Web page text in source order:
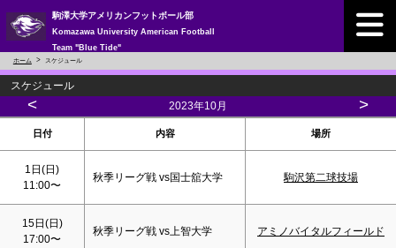
駒澤大学アメリカンフットボール部
Komazawa University American Football
Team "Blue Tide"
ホーム スケジュール
スケジュール
< 2023年10月 >
日付 内容 場所
1日(日)
11:00〜
秋季リーグ戦 vs国士舘大学 駒沢第二球技場
15日(日)
17:00〜
秋季リーグ戦 vs上智大学 アミノバイタルフィールド